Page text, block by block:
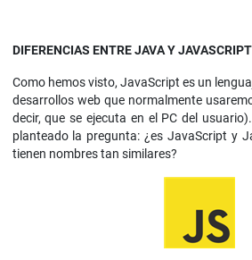
DIFERENCIAS ENTRE JAVA Y JAVASCRIPT
Como hemos visto, JavaScript es un
desarrollos web que normalmente
decir, que se ejecuta en el PC del
planteado la pregunta: ¿es JavaScript y
tienen nombres tan similares?